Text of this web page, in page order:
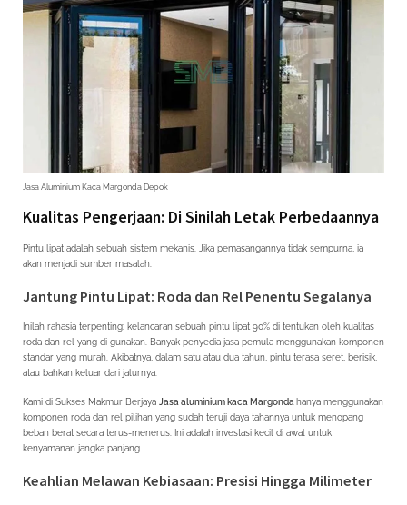
Jasa Aluminium Kaca Margonda Depok
Kualitas Pengerjaan: Di Sinilah Letak Perbedaannya
Pintu lipat adalah sebuah sistem mekanis. Jika pemasangannya tidak sempurna, ia
akan menjadi sumber masalah.
Jantung Pintu Lipat: Roda dan Rel Penentu Segalanya
Inilah rahasia terpenting: kelancaran sebuah pintu lipat 90% di tentukan oleh kualitas
roda dan rel yang di gunakan. Banyak penyedia jasa pemula menggunakan komponen
standar yang murah. Akibatnya, dalam satu atau dua tahun, pintu terasa seret, berisik,
atau bahkan keluar dari jalurnya.
Kami di Sukses Makmur Berjaya Jasa aluminium kaca Margonda hanya menggunakan
komponen roda dan rel pilihan yang sudah teruji daya tahannya untuk menopang
beban berat secara terus-menerus. Ini adalah investasi kecil di awal untuk
kenyamanan jangka panjang.
Keahlian Melawan Kebiasaan: Presisi Hingga Milimeter